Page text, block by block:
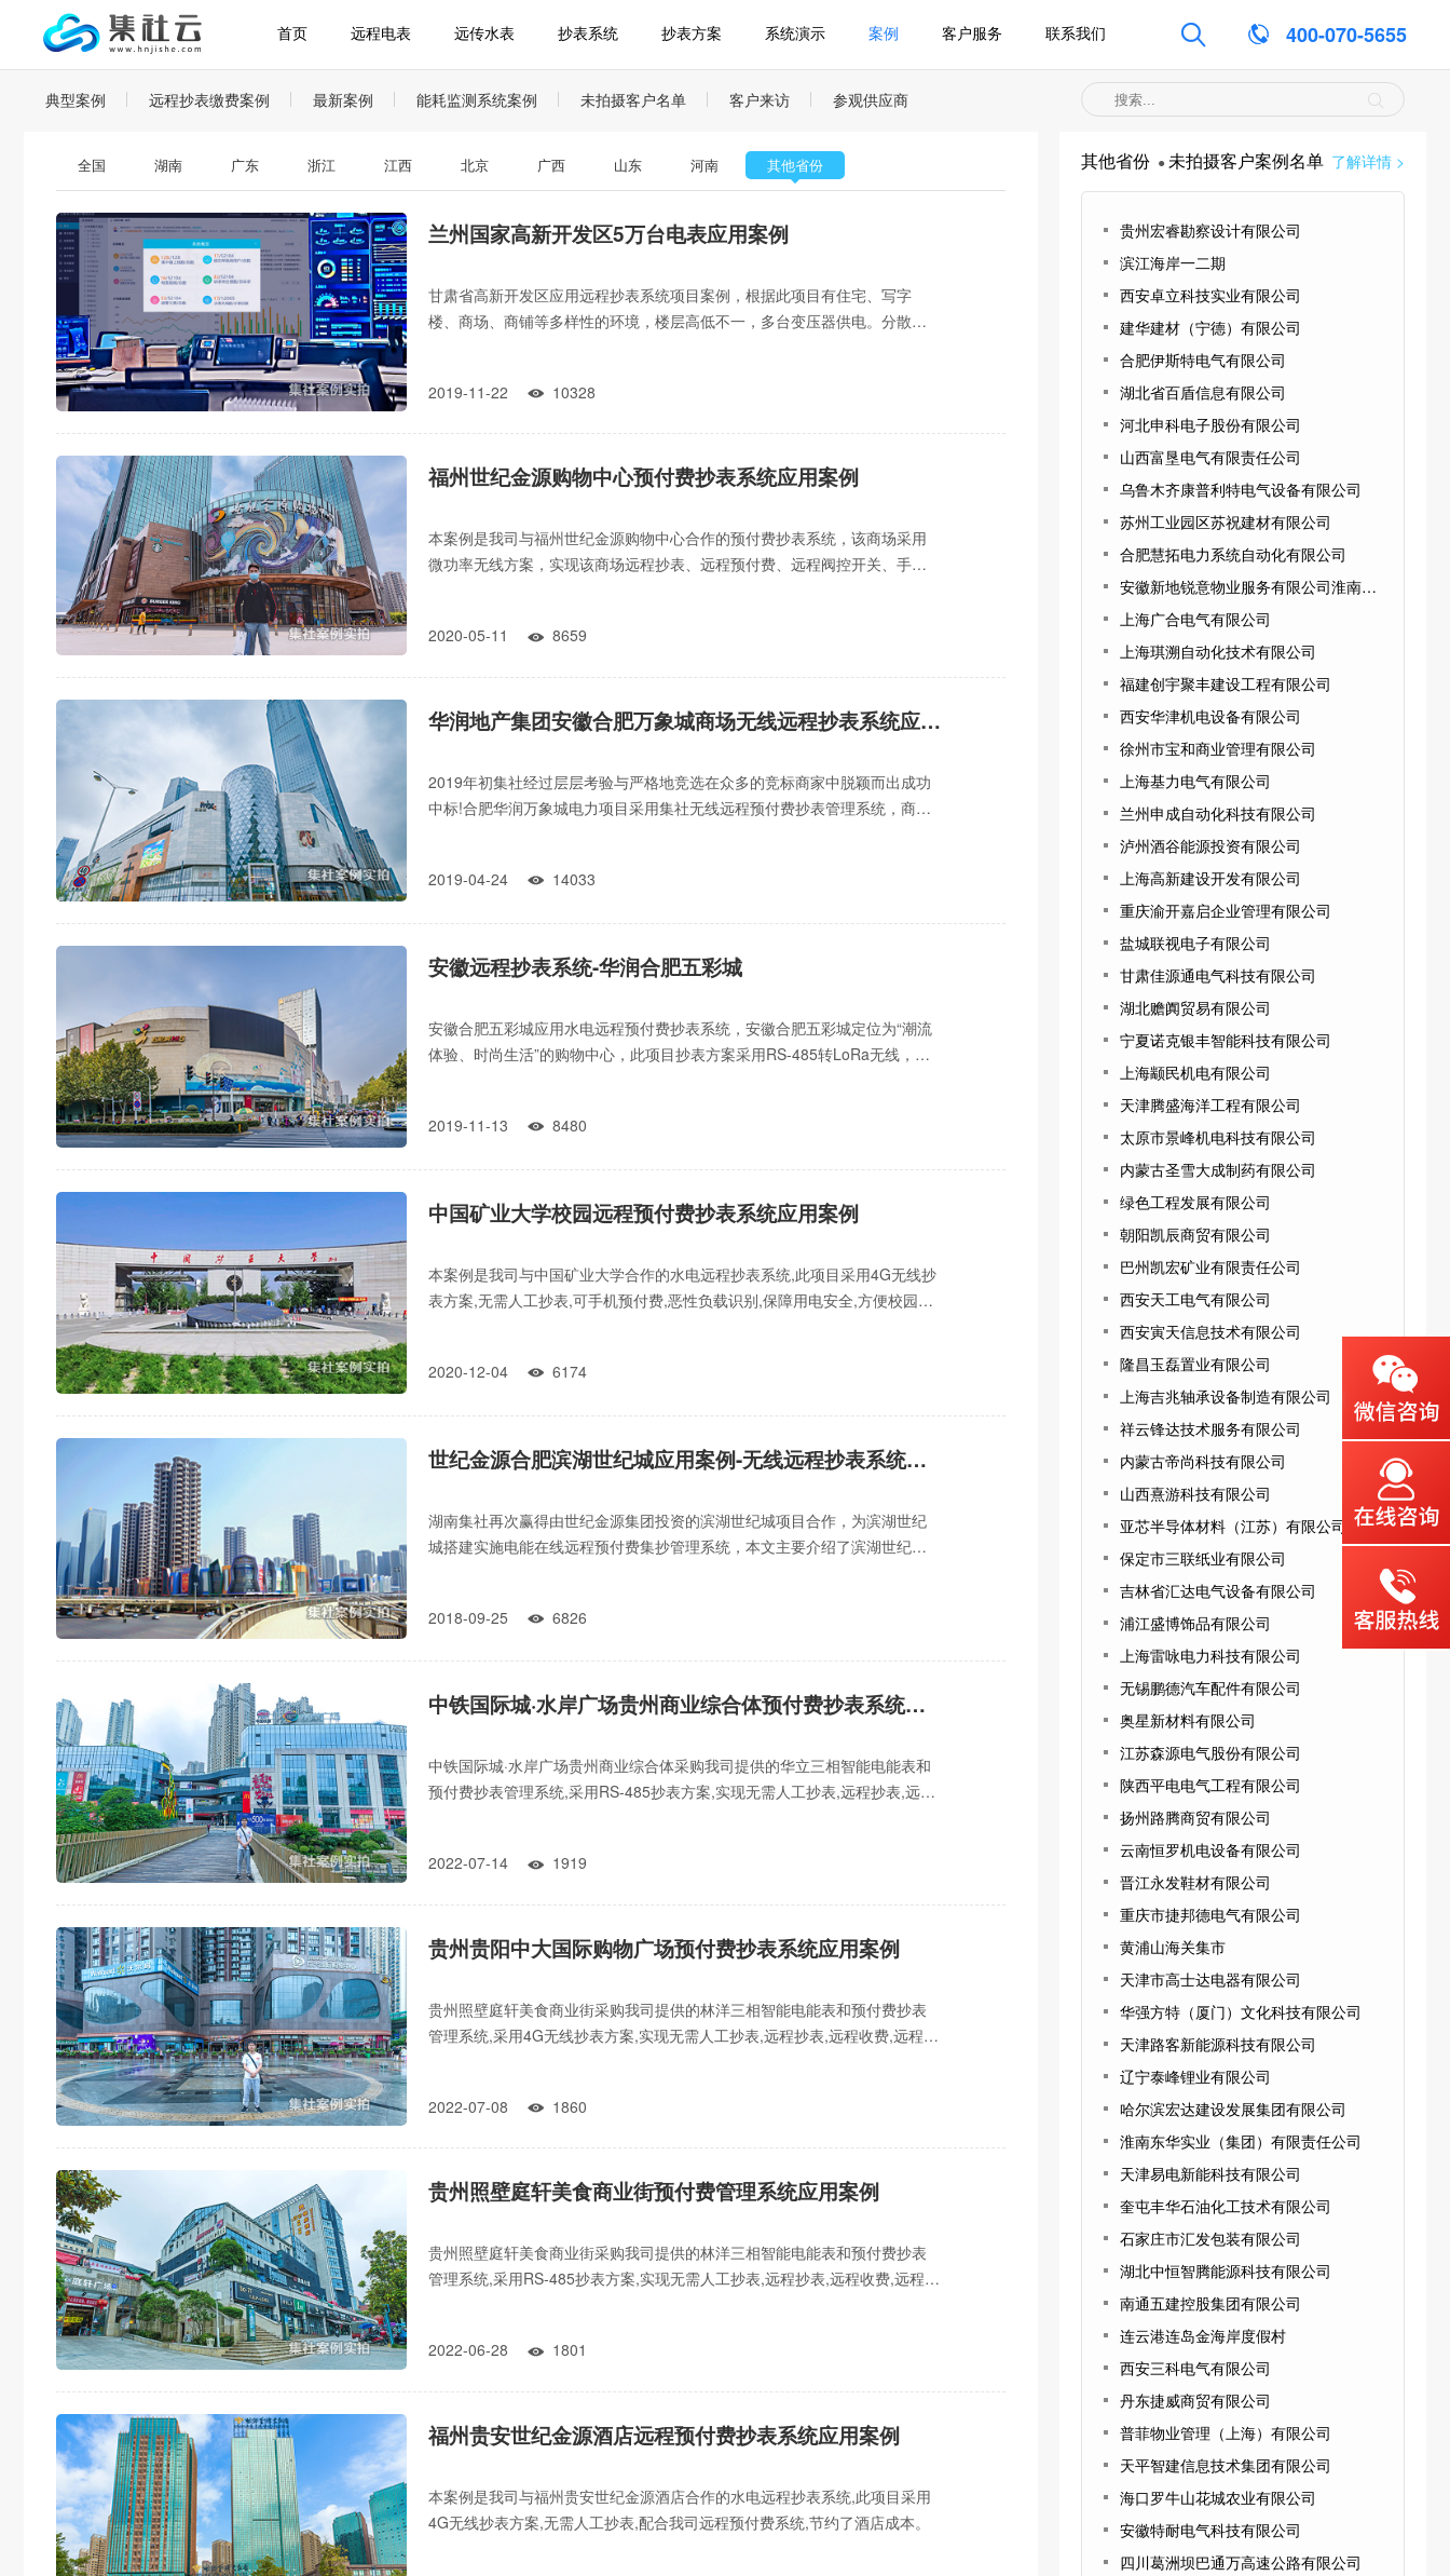
 400-070-5655
首页 远程电表 远传水表 抄表系统 抄表方案 系统演示 案例 客户服务 联系我们
典型案例 远程抄表缴费案例 最新案例 能耗监测系统案例 未拍摄客户名单 客户来访 参观供应商
全国 湖南 广东 浙江 江西 北京 广西 山东 河南 其他省份
兰州国家高新开发区5万台电表应用案例
甘肃省高新开发区应用远程抄表系统项目案例，根据此项目有住宅、写字
楼、商场、商铺等多样性的环境，楼层高低不一，多台变压器供电。分散和
2019-11-22  10328
福州世纪金源购物中心预付费抄表系统应用案例
本案例是我司与福州世纪金源购物中心合作的预付费抄表系统，该商场采用
微功率无线方案，实现该商场远程抄表、远程预付费、远程阀控开关、手机
2020-05-11  8659
华润地产集团安徽合肥万象城商场无线远程抄表系统应用案例
2019年初集社经过层层考验与严格地竞选在众多的竞标商家中脱颖而出成功
中标!合肥华润万象城电力项目采用集社无线远程预付费抄表管理系统，商场
2019-04-24  14033
安徽远程抄表系统-华润合肥五彩城
安徽合肥五彩城应用水电远程预付费抄表系统，安徽合肥五彩城定位为“潮流
体验、时尚生活”的购物中心，此项目抄表方案采用RS-485转LoRa无线，硬
2019-11-13  8480
中国矿业大学校园远程预付费抄表系统应用案例
本案例是我司与中国矿业大学合作的水电远程抄表系统,此项目采用4G无线抄
表方案,无需人工抄表,可手机预付费,恶性负载识别,保障用电安全,方便校园水
2020-12-04  6174
世纪金源合肥滨湖世纪城应用案例-无线远程抄表系统案例
湖南集社再次赢得由世纪金源集团投资的滨湖世纪城项目合作，为滨湖世纪
城搭建实施电能在线远程预付费集抄管理系统，本文主要介绍了滨湖世纪城
2018-09-25  6826
中铁国际城·水岸广场贵州商业综合体预付费抄表系统应用案例
中铁国际城·水岸广场贵州商业综合体采购我司提供的华立三相智能电能表和
预付费抄表管理系统,采用RS-485抄表方案,实现无需人工抄表,远程抄表,远程
2022-07-14  1919
贵州贵阳中大国际购物广场预付费抄表系统应用案例
贵州照壁庭轩美食商业街采购我司提供的林洋三相智能电能表和预付费抄表
管理系统,采用4G无线抄表方案,实现无需人工抄表,远程抄表,远程收费,远程阀
2022-07-08  1860
贵州照壁庭轩美食商业街预付费管理系统应用案例
贵州照壁庭轩美食商业街采购我司提供的林洋三相智能电能表和预付费抄表
管理系统,采用RS-485抄表方案,实现无需人工抄表,远程抄表,远程收费,远程阀
2022-06-28  1801
福州贵安世纪金源酒店远程预付费抄表系统应用案例
本案例是我司与福州贵安世纪金源酒店合作的水电远程抄表系统,此项目采用
4G无线抄表方案,无需人工抄表,配合我司远程预付费系统,节约了酒店成本。
了解详情 >
其他省份 ●未拍摄客户案例名单
贵州宏睿勘察设计有限公司
滨江海岸一二期
西安卓立科技实业有限公司
建华建材（宁德）有限公司
合肥伊斯特电气有限公司
湖北省百盾信息有限公司
河北申科电子股份有限公司
山西富垦电气有限责任公司
乌鲁木齐康普利特电气设备有限公司
苏州工业园区苏祝建材有限公司
合肥慧拓电力系统自动化有限公司
安徽新地锐意物业服务有限公司淮南分公司
上海广合电气有限公司
上海琪溯自动化技术有限公司
福建创宇聚丰建设工程有限公司
西安华津机电设备有限公司
徐州市宝和商业管理有限公司
上海基力电气有限公司
兰州申成自动化科技有限公司
泸州酒谷能源投资有限公司
上海高新建设开发有限公司
重庆渝开嘉启企业管理有限公司
盐城联视电子有限公司
甘肃佳源通电气科技有限公司
湖北赡阗贸易有限公司
宁夏诺克银丰智能科技有限公司
上海颛民机电有限公司
天津腾盛海洋工程有限公司
太原市景峰机电科技有限公司
内蒙古圣雪大成制药有限公司
绿色工程发展有限公司
朝阳凯辰商贸有限公司
巴州凯宏矿业有限责任公司
西安天工电气有限公司
西安寅天信息技术有限公司
隆昌玉磊置业有限公司
上海吉兆轴承设备制造有限公司
祥云锋达技术服务有限公司
内蒙古帝尚科技有限公司
山西熹游科技有限公司
亚芯半导体材料（江苏）有限公司
保定市三联纸业有限公司
吉林省汇达电气设备有限公司
浦江盛博饰品有限公司
上海雷咏电力科技有限公司
无锡鹏德汽车配件有限公司
奥星新材料有限公司
江苏森源电气股份有限公司
陕西平电电气工程有限公司
扬州路腾商贸有限公司
云南恒罗机电设备有限公司
晋江永发鞋材有限公司
重庆市捷邦德电气有限公司
黄浦山海关集市
天津市高士达电器有限公司
华强方特（厦门）文化科技有限公司
天津路客新能源科技有限公司
辽宁泰峰锂业有限公司
哈尔滨宏达建设发展集团有限公司
淮南东华实业（集团）有限责任公司
天津易电新能科技有限公司
奎屯丰华石油化工技术有限公司
石家庄市汇发包装有限公司
湖北中恒智腾能源科技有限公司
南通五建控股集团有限公司
连云港连岛金海岸度假村
西安三科电气有限公司
丹东捷威商贸有限公司
普菲物业管理（上海）有限公司
天平智建信息技术集团有限公司
海口罗牛山花城农业有限公司
安徽特耐电气科技有限公司
四川葛洲坝巴通万高速公路有限公司